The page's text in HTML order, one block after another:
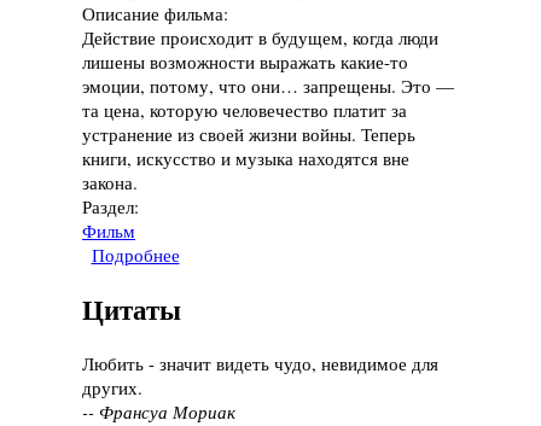
Описание фильма:
Действие происходит в будущем, когда люди
лишены возможности выражать какие-то
эмоции, потому, что они… запрещены. Это —
та цена, которую человечество платит за
устранение из своей жизни войны. Теперь
книги, искусство и музыка находятся вне
закона.
Раздел:
Фильм
Подробнее
Цитаты
Любить - значит видеть чудо, невидимое для
других.
-- Франсуа Мориак